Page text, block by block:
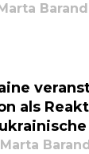
Marta
als
Marta